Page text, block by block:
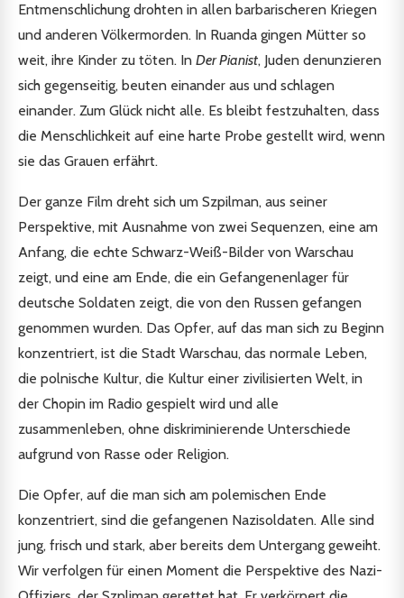
Entmenschlichung drohten in allen barbarischeren Kriegen
und anderen Völkermorden. In Ruanda gingen Mütter so
weit, ihre Kinder zu töten. In Der Pianist, Juden denunzieren
sich gegenseitig, beuten einander aus und schlagen
einander. Zum Glück nicht alle. Es bleibt festzuhalten, dass
die Menschlichkeit auf eine harte Probe gestellt wird, wenn
sie das Grauen erfährt.
Der ganze Film dreht sich um Szpilman, aus seiner
Perspektive, mit Ausnahme von zwei Sequenzen, eine am
Anfang, die echte Schwarz-Weiß-Bilder von Warschau
zeigt, und eine am Ende, die ein Gefangenenlager für
deutsche Soldaten zeigt, die von den Russen gefangen
genommen wurden. Das Opfer, auf das man sich zu Beginn
konzentriert, ist die Stadt Warschau, das normale Leben,
die polnische Kultur, die Kultur einer zivilisierten Welt, in
der Chopin im Radio gespielt wird und alle
zusammenleben, ohne diskriminierende Unterschiede
aufgrund von Rasse oder Religion.
Die Opfer, auf die man sich am polemischen Ende
konzentriert, sind die gefangenen Nazisoldaten. Alle sind
jung, frisch und stark, aber bereits dem Untergang geweiht.
Wir verfolgen für einen Moment die Perspektive des Nazi-